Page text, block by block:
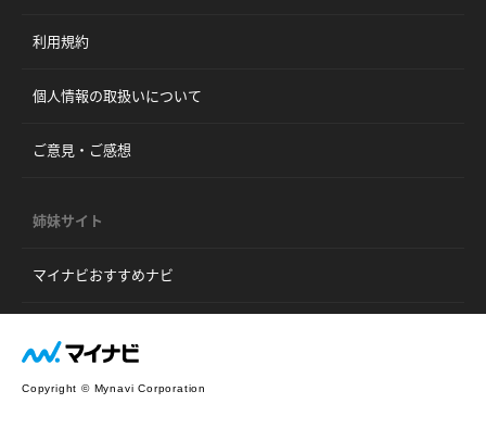
利用規約
個人情報の取扱いについて
ご意見・ご感想
姉妹サイト
マイナビおすすめナビ
Copyright © Mynavi Corporation